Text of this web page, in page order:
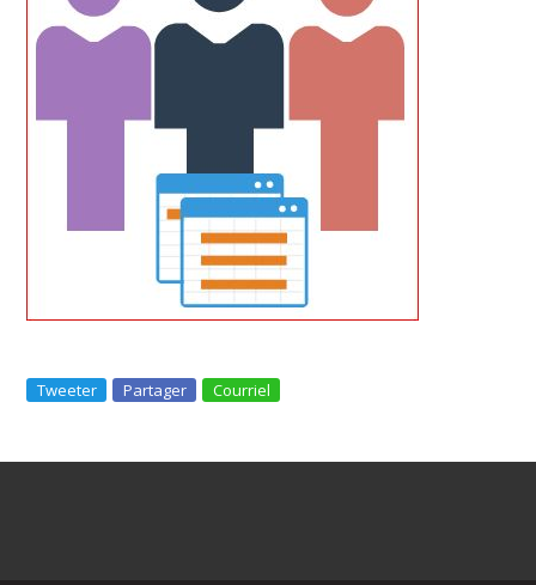
Tweeter Partager Courriel